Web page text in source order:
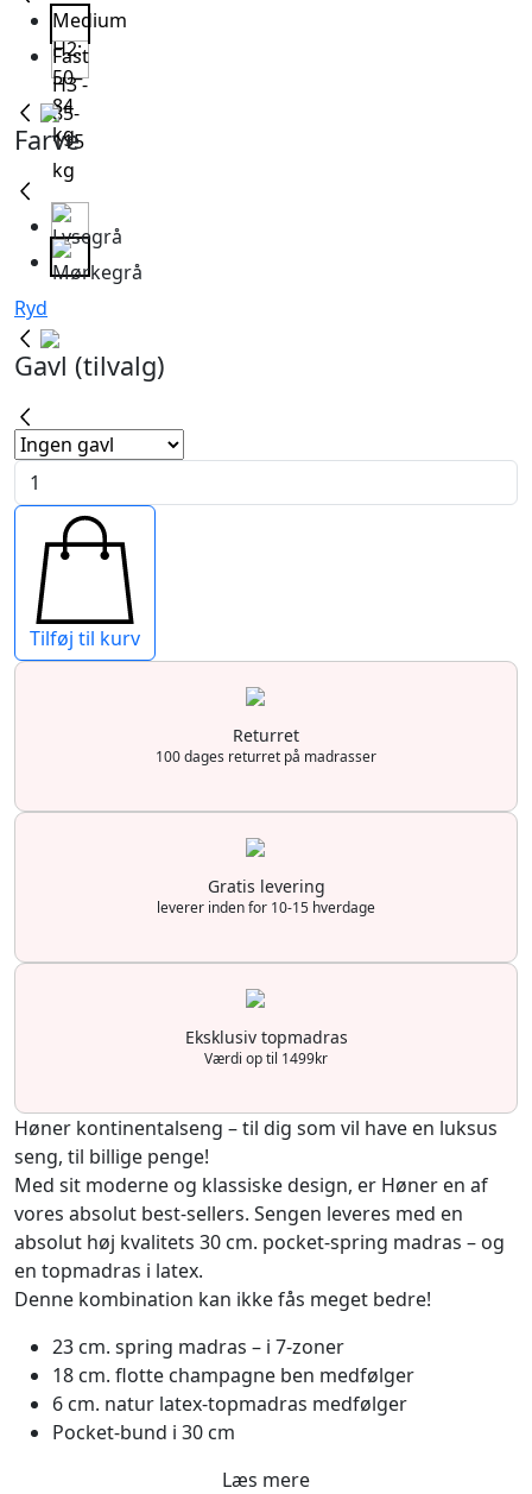
Medium
H2:
50–
84
kg.
Fast
H3 -
85-
115
kg
Farve
Ryd
Gavl (tilvalg)
Høner
kontinentalseng
Tilføj til kurv
Returret
100 dages returret på madrasser
Gratis levering
leverer inden for 10-15 hverdage
Eksklusiv topmadras
Værdi op til 1499kr
Høner kontinentalseng – til dig som vil have en luksus
seng, til billige penge!
Med sit moderne og klassiske design, er Høner en af
vores absolut best-sellers. Sengen leveres med en
absolut høj kvalitets 30 cm. pocket-spring madras – og
en topmadras i latex.
Denne kombination kan ikke fås meget bedre!
23 cm. spring madras – i 7-zoner
18 cm. flotte champagne ben medfølger
6 cm. natur latex-topmadras medfølger
Pocket-bund i 30 cm
Læs mere